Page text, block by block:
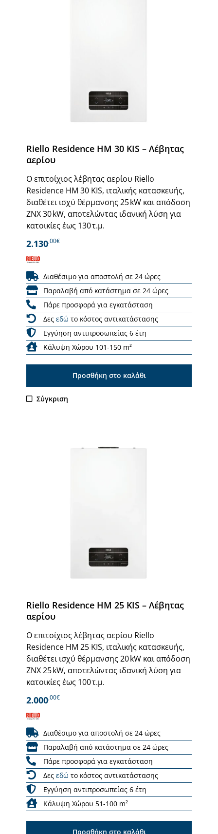
Riello Residence HM 30 KIS – Λέβητας
αερίου
Ο επιτοίχιος λέβητας αερίου Riello
Residence HM 30 KIS, ιταλικής κατασκευής,
διαθέτει ισχύ θέρμανσης 25 kW και απόδοση
ΖΝΧ 30 kW, αποτελώντας ιδανική λύση για
κατοικίες έως 130 τ.μ.
2.130,00€
Διαθέσιμο για αποστολή σε 24 ώρες
Παραλαβή από κατάστημα σε 24 ώρες
Πάρε προσφορά για εγκατάσταση
Δες εδώ το κόστος αντικατάστασης
Εγγύηση αντιπροσωπείας 6 έτη
Κάλυψη Χώρου 101-150 m²
Προσθήκη στο καλάθι
Σύγκριση
Riello Residence HM 25 KIS – Λέβητας
αερίου
Ο επιτοίχιος λέβητας αερίου Riello
Residence HM 25 KIS, ιταλικής κατασκευής,
διαθέτει ισχύ θέρμανσης 20 kW και απόδοση
ΖΝΧ 25 kW, αποτελώντας ιδανική λύση για
κατοικίες έως 100 τ.μ.
2.000,00€
Διαθέσιμο για αποστολή σε 24 ώρες
Παραλαβή από κατάστημα σε 24 ώρες
Πάρε προσφορά για εγκατάσταση
Δες εδώ το κόστος αντικατάστασης
Εγγύηση αντιπροσωπείας 6 έτη
Κάλυψη Χώρου 51-100 m²
Προσθήκη στο καλάθι